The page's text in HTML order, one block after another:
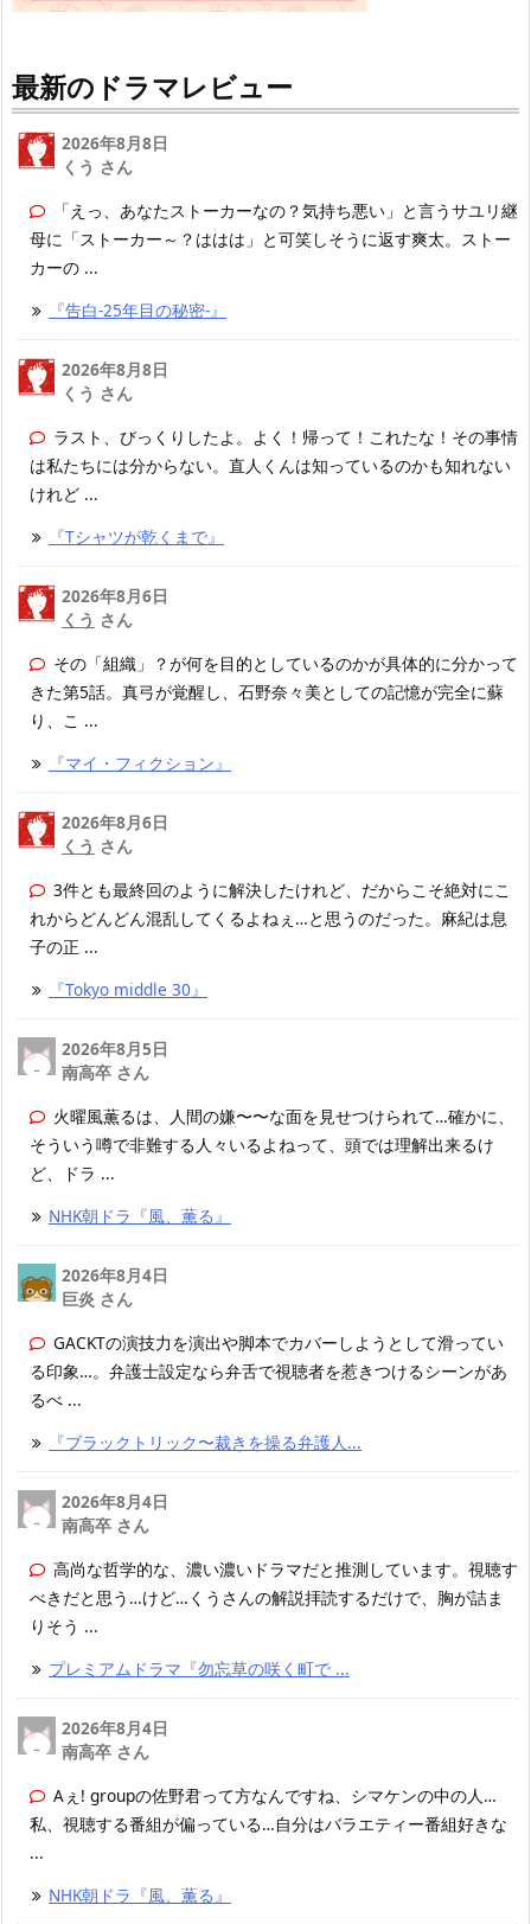
最新のドラマレビュー
2026年8月8日
くう さん
「えっ、あなたストーカーなの？気持ち悪い」と言うサユリ継
母に「ストーカー～？ははは」と可笑しそうに返す爽太。ストー
カーの ...
『告白-25年目の秘密-』
2026年8月8日
くう さん
ラスト、びっくりしたよ。よく！帰って！これたな！その事情
は私たちには分からない。直人くんは知っているのかも知れない
けれど ...
『Tシャツが乾くまで』
2026年8月6日
くう さん
その「組織」？が何を目的としているのかが具体的に分かって
きた第5話。真弓が覚醒し、石野奈々美としての記憶が完全に蘇
り、こ ...
『マイ・フィクション』
2026年8月6日
くう さん
3件とも最終回のように解決したけれど、だからこそ絶対にこ
れからどんどん混乱してくるよねぇ…と思うのだった。麻紀は息
子の正 ...
『Tokyo middle 30』
2026年8月5日
南高卒 さん
火曜風薫るは、人間の嫌〜〜な面を見せつけられて…確かに、
そういう噂で非難する人々いるよねって、頭では理解出来るけ
ど、ドラ ...
NHK朝ドラ『風、薫る』
2026年8月4日
巨炎 さん
GACKTの演技力を演出や脚本でカバーしようとして滑ってい
る印象…。弁護士設定なら弁舌で視聴者を惹きつけるシーンがあ
るべ ...
『ブラックトリック〜裁きを操る弁護人...
2026年8月4日
南高卒 さん
高尚な哲学的な、濃い濃いドラマだと推測しています。視聴す
べきだと思う…けど…くうさんの解説拝読するだけで、胸が詰ま
りそう ...
プレミアムドラマ『勿忘草の咲く町で ...
2026年8月4日
南高卒 さん
Aぇ! groupの佐野君って方なんですね、シマケンの中の人…
私、視聴する番組が偏っている…自分はバラエティー番組好きな
...
NHK朝ドラ『風、薫る』